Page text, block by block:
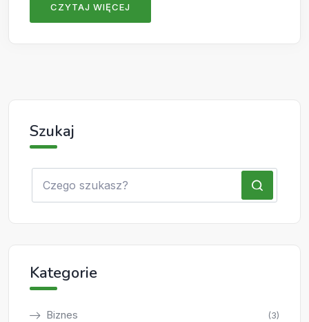
CZYTAJ WIĘCEJ
Szukaj
Kategorie
Biznes (3)